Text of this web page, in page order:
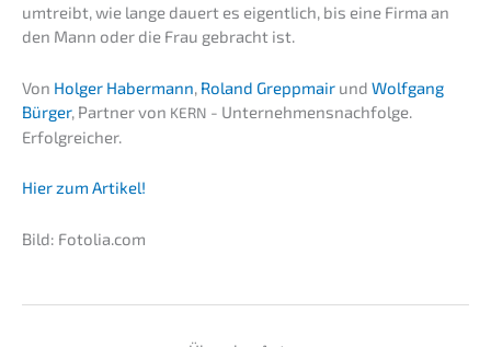
umtreibt, wie lange dauert es eigent­lich, bis eine Firma an
den Mann oder die Frau gebracht ist.
Von Holger Haber­mann, Roland Grepp­mair und Wolfgang
Bürger, Partner von KERN - Unternehmens­nachfolge.
Erfolgreicher.
Hier zum Artikel!
Bild: Fotolia.com